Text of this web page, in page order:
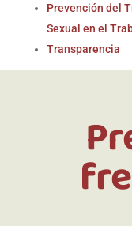
Prevención del
Sexual en el
Transparencia